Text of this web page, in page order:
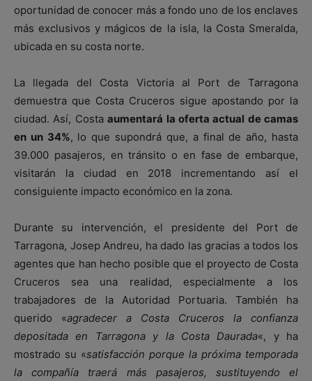
oportunidad de conocer más a fondo uno de los enclaves
más exclusivos y mágicos de la isla, la Costa Smeralda,
ubicada en su costa norte.
La llegada del Costa Victoria al Port de Tarragona
demuestra que Costa Cruceros sigue apostando por la
ciudad. Así, Costaaumentará la oferta actual de camas
en un 34%, lo que supondrá que, a final de año, hasta
39.000 pasajeros, en tránsito o en fase de embarque,
visitarán la ciudad en 2018 incrementando así el
consiguiente impacto económico en la zona.
Durante su intervención, el presidente del Port de
Tarragona, Josep Andreu, ha dado las gracias a todos los
agentes que han hecho posible que el proyecto de Costa
Cruceros sea una realidad, especialmente a los
trabajadores de la Autoridad Portuaria. También ha
querido «agradecer a Costa Cruceros la confianza
depositada en Tarragona y la Costa Daurada«, y ha
mostrado su «satisfacción porque la próxima temporada
la compañía traerá más pasajeros, sustituyendo el